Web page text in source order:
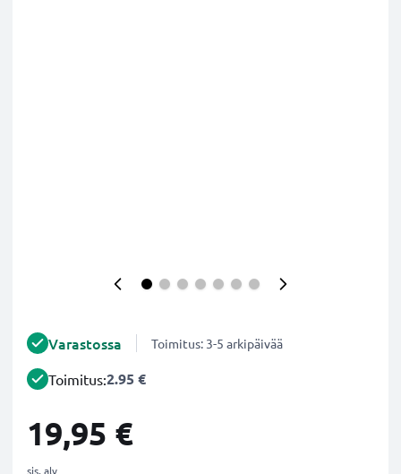
Varastossa Toimitus: 3-5 arkipäivää
Toimitus:2.95 €
19,95 €
sis. alv